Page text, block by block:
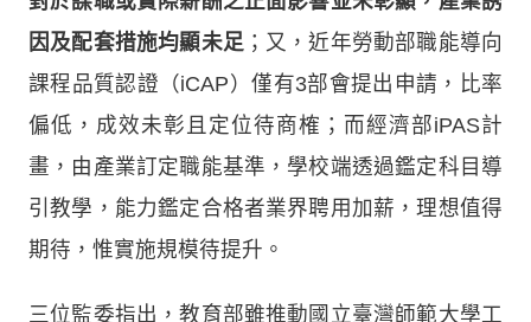
因及配套措施均顯未足 ；又，近年勞動部職能導向
課程品質認證（iCAP）僅有3部會提出申請，比率
偏低，成效未彰且定位待商榷；而經濟部iPAS計
畫，由產業訂定職能基準，學校端透過鑑定科目導
引教學，能力鑑定合格者業界聘用加薪，理想值得
期待，惟實施規模待提升。
三位監委指出，教育部雖推動國立臺灣師範大學工